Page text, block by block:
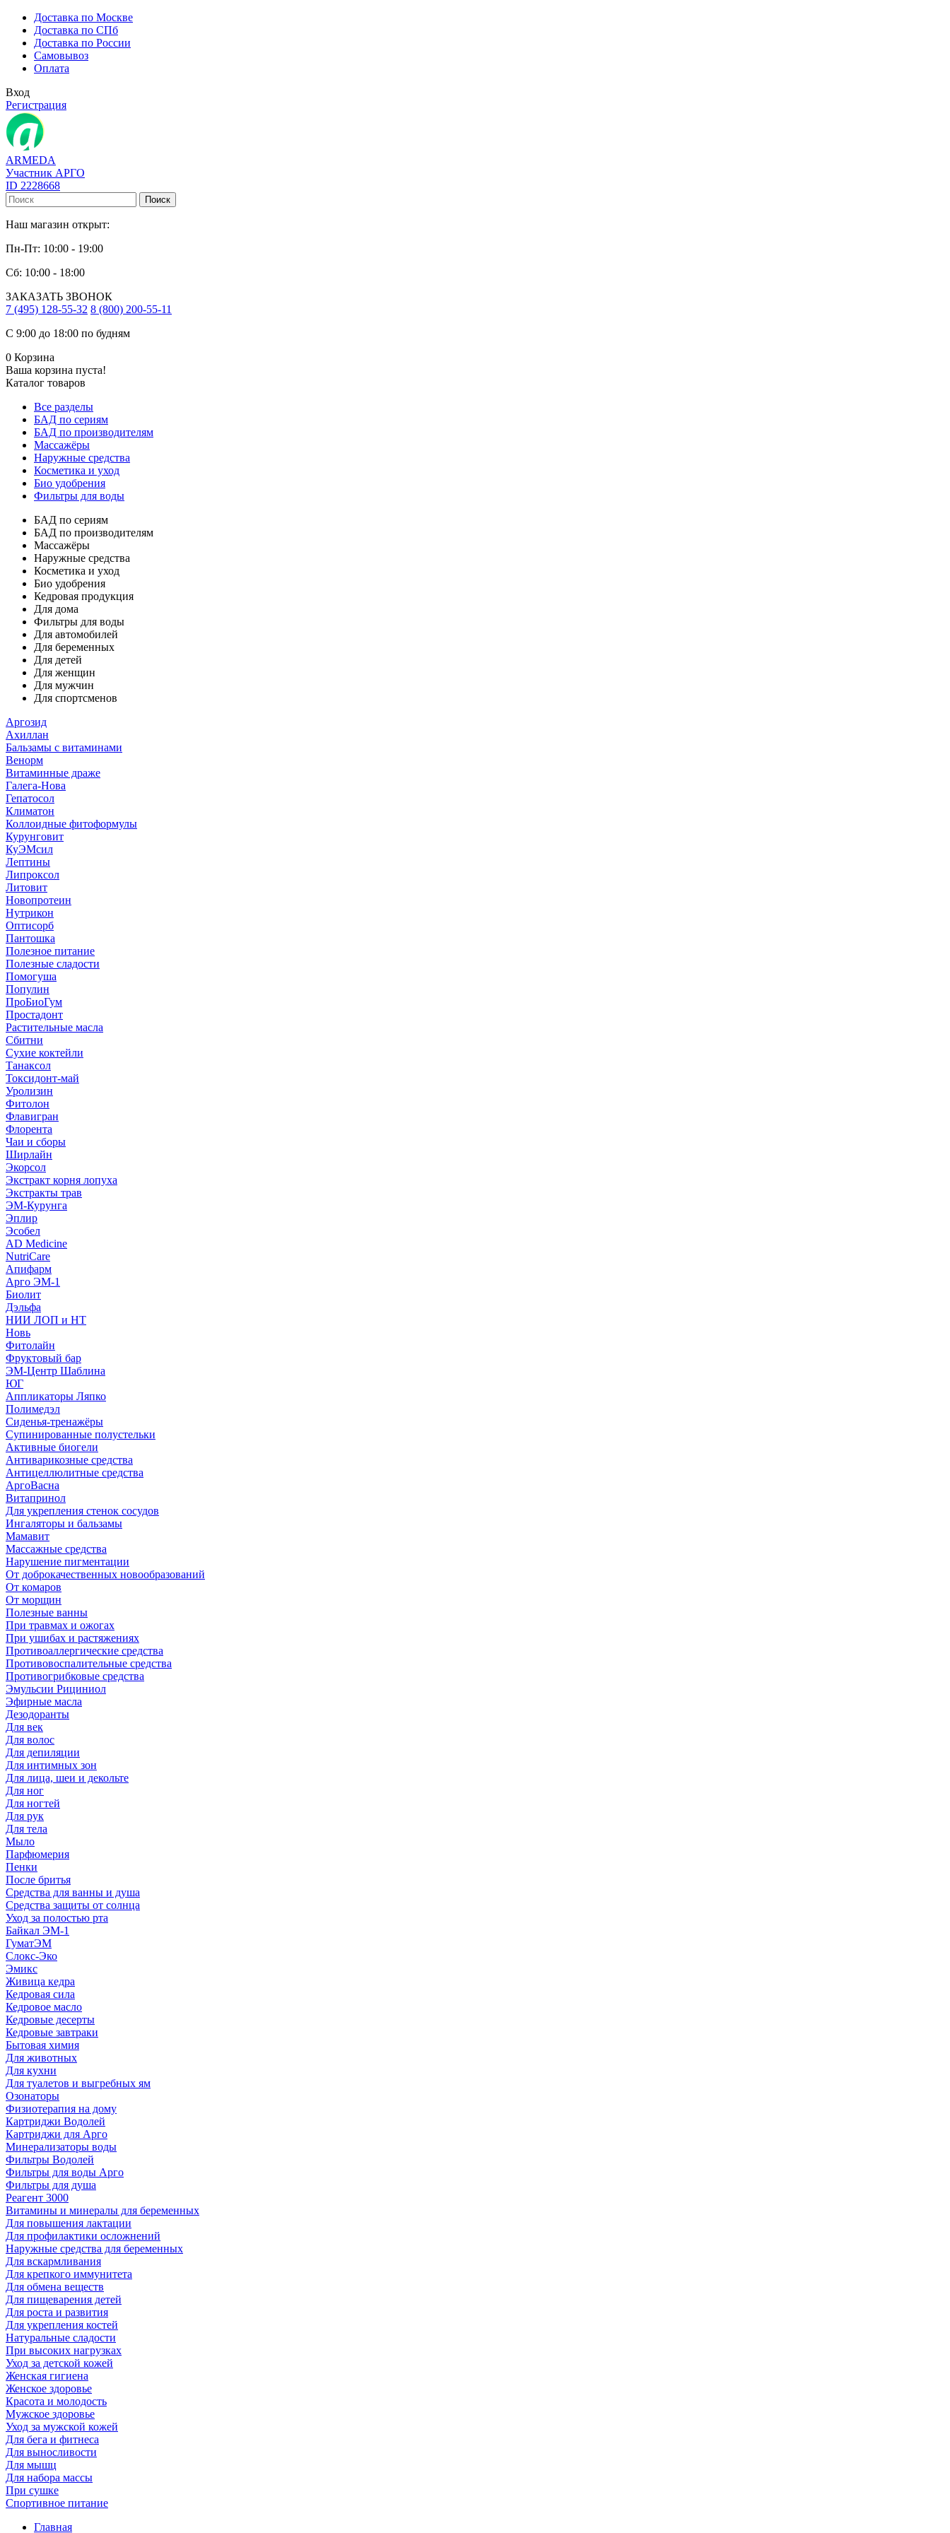
Доставка по Москве
Доставка по СПб
Доставка по России
Самовывоз
Оплата
Вход
Регистрация
ARMEDA
Участник АРГО
ID 2228668
Поиск
Наш магазин открыт:
Пн-Пт: 10:00 - 19:00
Сб: 10:00 - 18:00
ЗАКАЗАТЬ ЗВОНОК
7 (495) 128-55-32 8 (800) 200-55-11
С 9:00 до 18:00 по будням
0 Корзина
Ваша корзина пуста!
Каталог товаров
Все разделы
БАД по сериям
БАД по производителям
Массажёры
Наружные средства
Косметика и уход
Био удобрения
Фильтры для воды
БАД по сериям
БАД по производителям
Массажёры
Наружные средства
Косметика и уход
Био удобрения
Кедровая продукция
Для дома
Фильтры для воды
Для автомобилей
Для беременных
Для детей
Для женщин
Для мужчин
Для спортсменов
Аргозид
Ахиллан
Бальзамы с витаминами
Венорм
Витаминные драже
Галега-Нова
Гепатосол
Климатон
Коллоидные фитоформулы
Курунговит
КуЭМсил
Лептины
Липроксол
Литовит
Новопротеин
Нутрикон
Оптисорб
Пантошка
Полезное питание
Полезные сладости
Помогуша
Популин
ПроБиоГум
Простадонт
Растительные масла
Сбитни
Сухие коктейли
Танаксол
Токсидонт-май
Уролизин
Фитолон
Флавигран
Флорента
Чаи и сборы
Ширлайн
Экорсол
Экстракт корня лопуха
Экстракты трав
ЭМ-Курунга
Эплир
Эсобел
AD Medicine
NutriCare
Апифарм
Арго ЭМ-1
Биолит
Дэльфа
НИИ ЛОП и НТ
Новь
Фитолайн
Фруктовый бар
ЭМ-Центр Шаблина
ЮГ
Аппликаторы Ляпко
Полимедэл
Сиденья-тренажёры
Супинированные полустельки
Активные биогели
Антиварикозные средства
Антицеллюлитные средства
АргоВасна
Витапринол
Для укрепления стенок сосудов
Ингаляторы и бальзамы
Мамавит
Массажные средства
Нарушение пигментации
От доброкачественных новообразований
От комаров
От морщин
Полезные ванны
При травмах и ожогах
При ушибах и растяжениях
Противоаллергические средства
Противовоспалительные средства
Противогрибковые средства
Эмульсии Рициниол
Эфирные масла
Дезодоранты
Для век
Для волос
Для депиляции
Для интимных зон
Для лица, шеи и декольте
Для ног
Для ногтей
Для рук
Для тела
Мыло
Парфюмерия
Пенки
После бритья
Средства для ванны и душа
Средства защиты от солнца
Уход за полостью рта
Байкал ЭМ-1
ГуматЭМ
Слокс-Эко
Эмикс
Живица кедра
Кедровая сила
Кедровое масло
Кедровые десерты
Кедровые завтраки
Бытовая химия
Для животных
Для кухни
Для туалетов и выгребных ям
Озонаторы
Физиотерапия на дому
Картриджи Водолей
Картриджи для Арго
Минерализаторы воды
Фильтры Водолей
Фильтры для воды Арго
Фильтры для душа
Реагент 3000
Витамины и минералы для беременных
Для повышения лактации
Для профилактики осложнений
Наружные средства для беременных
Для вскармливания
Для крепкого иммунитета
Для обмена веществ
Для пищеварения детей
Для роста и развития
Для укрепления костей
Натуральные сладости
При высоких нагрузках
Уход за детской кожей
Женская гигиена
Женское здоровье
Красота и молодость
Мужское здоровье
Уход за мужской кожей
Для бега и фитнеса
Для выносливости
Для мышц
Для набора массы
При сушке
Спортивное питание
Главная